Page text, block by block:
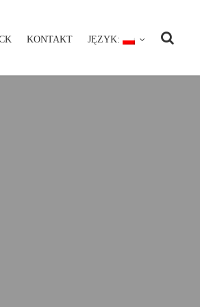
KONTAKT JĘZYK:
KONTAKT JĘZYK: